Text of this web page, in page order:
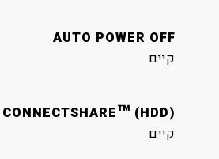
AUTO POWER OFF
קיים
CONNECTSHARE™ (HDD)
קיים